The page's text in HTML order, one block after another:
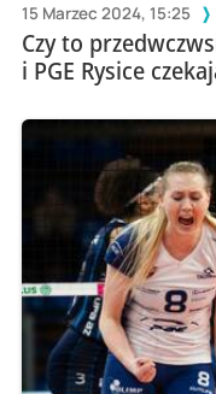
15 Marzec 2024, 15:25
Czy to
i PGE Rysice